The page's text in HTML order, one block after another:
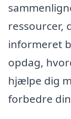
ressourcer,
informeret
opdag,
hjælpe dig
forbedre